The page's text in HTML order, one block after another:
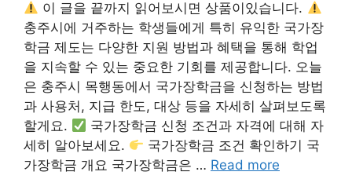
이 글을 끝까지 읽어보시면 상품이있습니다.
충주시에 거주하는 학생들에게 특히 유익한 국가장
학금 제도는 다양한 지원 방법과 혜택을 통해 학업
을 지속할 수 있는 중요한 기회를 제공합니다. 오늘
은 충주시 목행동에서 국가장학금을 신청하는 방법
과 사용처, 지급 한도, 대상 등을 자세히 살펴보도록
할게요.
국가장학금 신청 조건과 자격에 대해 자
세히 알아보세요.
국가장학금 조건 확인하기 국
가장학금 개요 국가장학금은 … Read more